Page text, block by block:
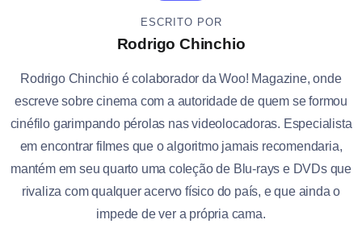
ESCRITO POR
Rodrigo Chinchio
Rodrigo Chinchio é colaborador da Woo! Magazine, onde
escreve sobre cinema com a autoridade de quem se formou
cinéfilo garimpando pérolas nas videolocadoras. Especialista
em encontrar filmes que o algoritmo jamais recomendaria,
mantém em seu quarto uma coleção de Blu-rays e DVDs que
rivaliza com qualquer acervo físico do país, e que ainda o
impede de ver a própria cama.